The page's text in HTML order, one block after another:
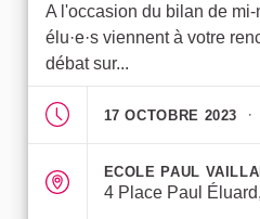
A l'occasion du bilan de
élu·e·s viennent à votre
débat sur...
17 OCTOBRE 2023
ECOLE PAUL
4 Place Paul